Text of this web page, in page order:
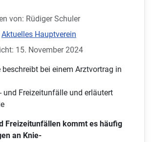
von: Rüdiger Schuler
Aktuelles Hauptverein
15. November 2024
beschreibt bei einem Arztvortrag in
und Freizeitunfälle und erläutert
Freizeitunfällen kommt es häufig
an Knie-